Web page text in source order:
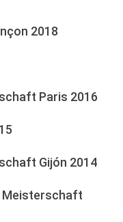
2018
Paris 2016
Gijón 2014
Meisterschaft